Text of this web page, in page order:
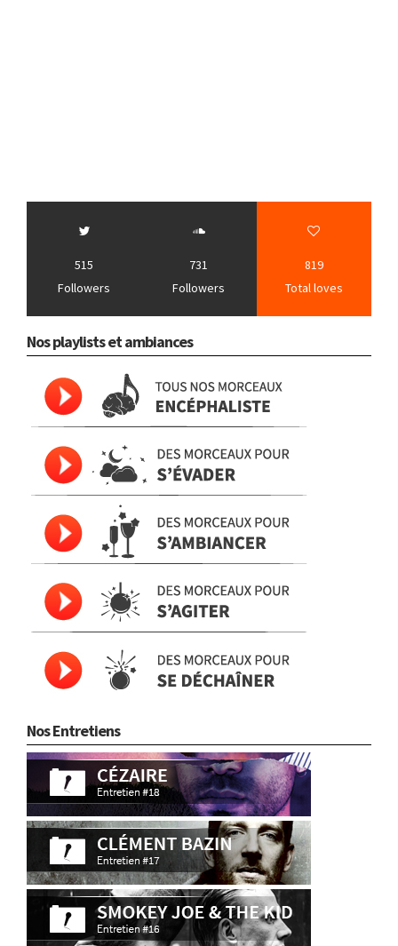
515
Followers
731
Followers
819
Total loves
Nos playlists et ambiances
Nos Entretiens